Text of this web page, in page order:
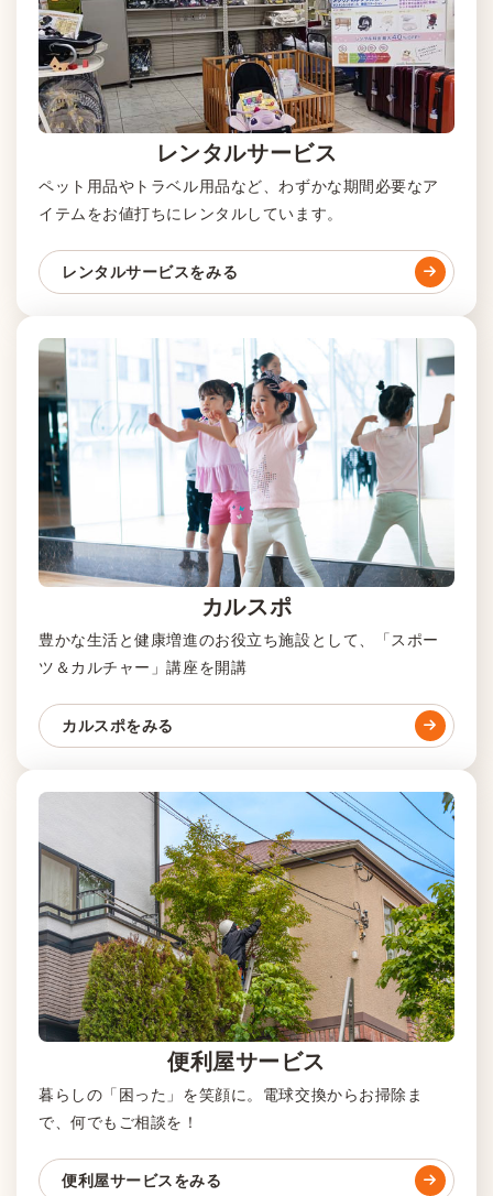
レンタルサービス
ペット用品やトラベル用品など、わずかな期間必要なア
イテムをお値打ちにレンタルしています。
レンタルサービスをみる
カルスポ
豊かな生活と健康増進のお役立ち施設として、「スポー
ツ＆カルチャー」講座を開講
カルスポをみる
便利屋サービス
暮らしの「困った」を笑顔に。電球交換からお掃除ま
で、何でもご相談を！
便利屋サービスをみる